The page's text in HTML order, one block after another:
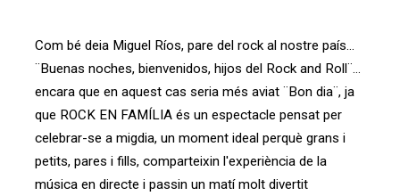
Com bé deia Miguel Ríos, pare del rock al nostre país…
¨Buenas noches, bienvenidos, hijos del Rock and Roll¨…
encara que en aquest cas seria més aviat ¨Bon dia¨, ja
que ROCK EN FAMÍLIA és un espectacle pensat per
celebrar-se a migdia, un moment ideal perquè grans i
petits, pares i fills, comparteixin l'experiència de la
música en directe i passin un matí molt divertit